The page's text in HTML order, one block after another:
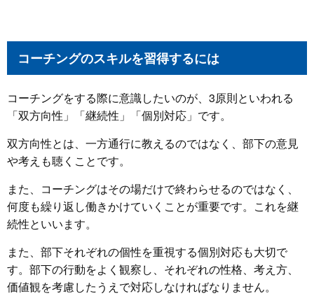
コーチングのスキルを習得するには
コーチングをする際に意識したいのが、3原則といわれる
「双方向性」「継続性」「個別対応」です。
双方向性とは、一方通行に教えるのではなく、部下の意見
や考えも聴くことです。
また、コーチングはその場だけで終わらせるのではなく、
何度も繰り返し働きかけていくことが重要です。これを継
続性といいます。
また、部下それぞれの個性を重視する個別対応も大切で
す。部下の行動をよく観察し、それぞれの性格、考え方、
価値観を考慮したうえで対応しなければなりません。